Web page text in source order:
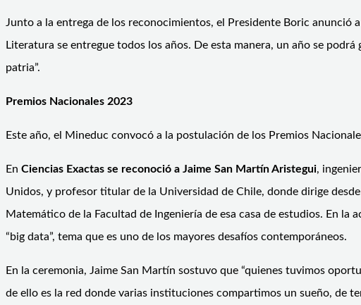
Junto a la entrega de los reconocimientos, el Presidente Boric anunció
Literatura se entregue todos los años. De esta manera, un año se
patria”.
Premios Nacionales 2023
Este año, el Mineduc convocó a la postulación de los Premios
En Ciencias Exactas se reconoció a Jaime San Martín Aristegui,
Unidos, y profesor titular de la Universidad de Chile, donde dirige
Matemático de la Facultad de Ingeniería de esa casa de estudios. En
“big data”, tema que es uno de los mayores desafíos contemporáneos.
En la ceremonia, Jaime San Martín sostuvo que “quienes tuvimos
de ello es la red donde varias instituciones compartimos un sueño, de